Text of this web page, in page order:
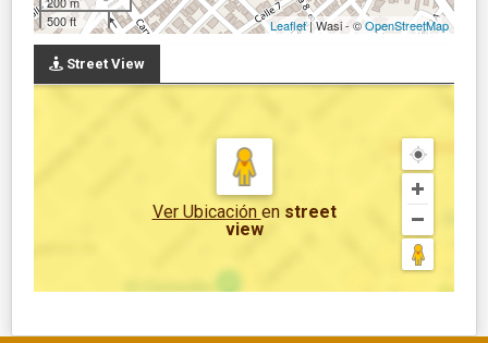
500 ft
Leaflet| Wasi - ©OpenStreetMap
Street View
Ver Ubicación en street
view